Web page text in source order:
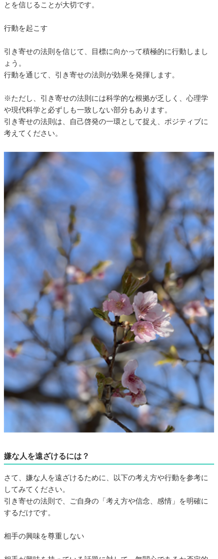
とを信じることが大切です。
行動を起こす
引き寄せの法則を信じて、目標に向かって積極的に行動しまし
ょう。
行動を通じて、引き寄せの法則が効果を発揮します。
※ただし、引き寄せの法則には科学的な根拠が乏しく、心理学
や現代科学と必ずしも一致しない部分もあります。
引き寄せの法則は、自己啓発の一環として捉え、ポジティブに
考えてください。
嫌な人を遠ざけるには？
さて、嫌な人を遠ざけるために、以下の考え方や行動を参考に
してみてください。
引き寄せの法則で、ご自身の「考え方や信念、感情」を明確に
するだけです。
相手の興味を尊重しない